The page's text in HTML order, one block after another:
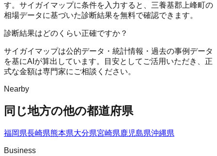
す。サイガイマップに条件を入力すると、三養基郡上峰町の
相場データに基づいた診断結果を無料で確認できます。
診断結果はどのくらい正確ですか？
サイガイマップは公的データ・統計情報・過去の事例データ
を基にAIが算出しています。目安としてご活用いただき、正
式な金額は専門家にご相談ください。
Nearby
同じ地方の他の都道府県
福岡県長崎県熊本県大分県宮崎県鹿児島県沖縄県
Business